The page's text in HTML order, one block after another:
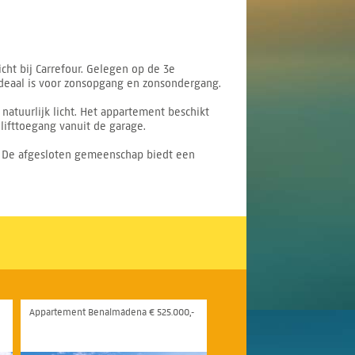
bij Carrefour. Gelegen op de 3e
is voor zonsopgang en zonsondergang.
licht. Het appartement beschikt
vanuit de garage.
afgesloten gemeenschap biedt een
Appartement Benalmádena € 525.000,-